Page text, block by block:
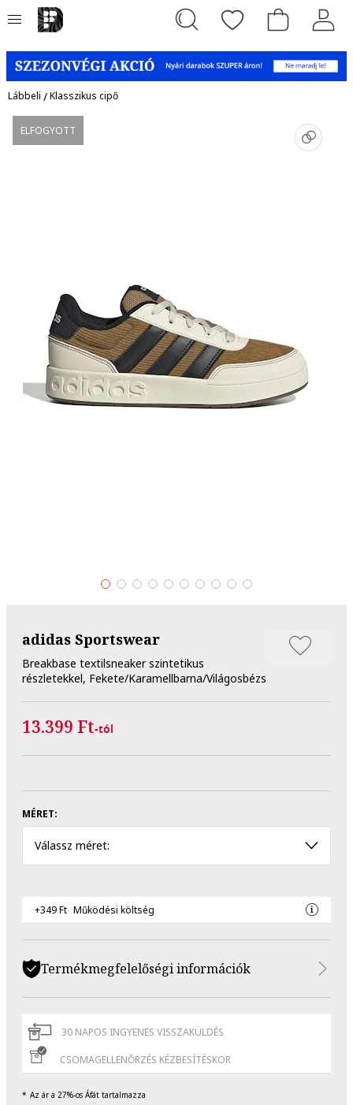
Lábbeli /Klasszikus cipő
ELFOGYOTT
adidas Sportswear
Breakbase textilsneaker szintetikus
részletekkel, Fekete/Karamellbarna/Világosbézs
13.399 Ft-tól
MÉRET:
Válassz méret:
+349 Ft Működési költség
Termékmegfelelőségi információk
30 NAPOS INGYENES VISSZAKÜLDÉS
CSOMAGELLENŐRZÉS KÉZBESÍTÉSKOR
Az ár a 27%-os Áfát tartalmazza